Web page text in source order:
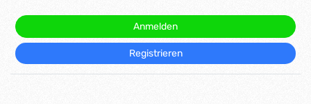
Anmelden
Registrieren